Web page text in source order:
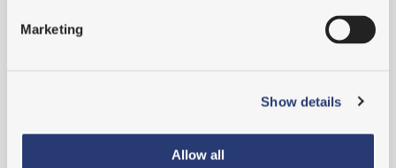
Marketing
Show details
Allow all
skillnad – från tidiga skeden till genomförande.